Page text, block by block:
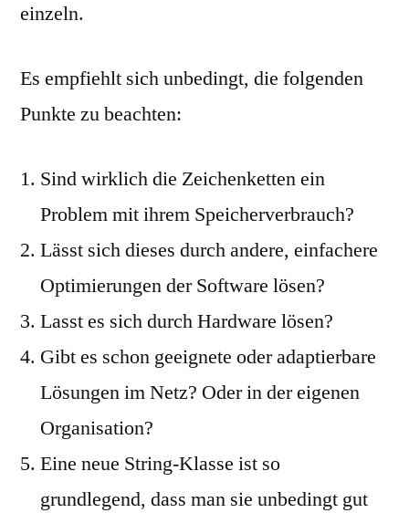
einzeln.
Es empfiehlt sich unbedingt, die folgenden
Punkte zu beachten:
Sind wirklich die Zeichenketten ein
Problem mit ihrem Speicherverbrauch?
Lässt sich dieses durch andere, einfachere
Optimierungen der Software lösen?
Lasst es sich durch Hardware lösen?
Gibt es schon geeignete oder adaptierbare
Lösungen im Netz? Oder in der eigenen
Organisation?
Eine neue String-Klasse ist so
grundlegend, dass man sie unbedingt gut